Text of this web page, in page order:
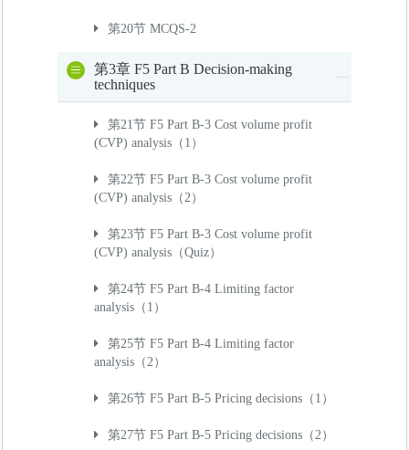
第20节 MCQS-2
第3章 F5 Part B Decision-making
techniques
第21节 F5 Part B-3 Cost volume profit
(CVP) analysis（1）
第22节 F5 Part B-3 Cost volume profit
(CVP) analysis（2）
第23节 F5 Part B-3 Cost volume profit
(CVP) analysis（Quiz）
第24节 F5 Part B-4 Limiting factor
analysis（1）
第25节 F5 Part B-4 Limiting factor
analysis（2）
第26节 F5 Part B-5 Pricing decisions（1）
第27节 F5 Part B-5 Pricing decisions（2）